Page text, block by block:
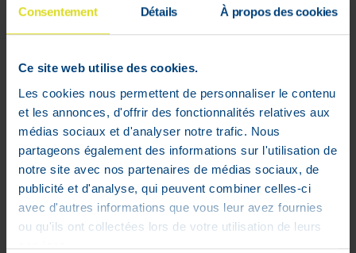
Consentement Détails À propos des cookies
Ce site web utilise des cookies.
Les cookies nous permettent de personnaliser le contenu
et les annonces, d'offrir des fonctionnalités relatives aux
médias sociaux et d'analyser notre trafic. Nous
partageons également des informations sur l'utilisation de
notre site avec nos partenaires de médias sociaux, de
publicité et d'analyse, qui peuvent combiner celles-ci
avec d'autres informations que vous leur avez fournies
ou qu'ils ont collectées lors de votre utilisation de leurs
services.
- Le produit rend les gencives moins
adoucies.
*Etude clinique réalisée sous contrôle
dermatologique sur 22 adultes après 14
jours d'utilisation - décembre 2020.
Composition
EAU, GLYCÉRINE, GOMME XANTHANE,
POUDRE DE JUS DE FEUILLE D'ALOE
BARBADENSIS, GLYCYRRHIZATE
DIPOTASSIQUE, EXTRAIT DE RACINE